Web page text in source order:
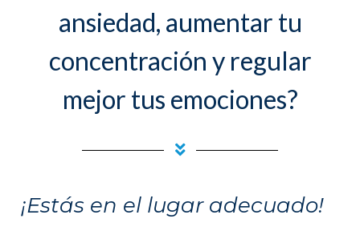
ansiedad, aumentar tu
concentración y regular
mejor tus emociones?
¡Estás en el lugar adecuado!